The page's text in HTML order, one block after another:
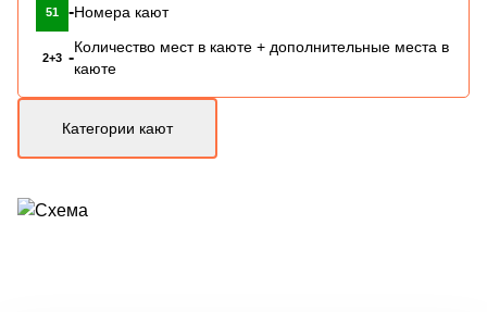
51 -Номера кают
2+3 -
Количество мест в каюте + дополнительные места в
каюте
Категории кают